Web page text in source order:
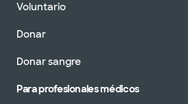
Voluntario
Donar
Donar sangre
Para profesionales médicos